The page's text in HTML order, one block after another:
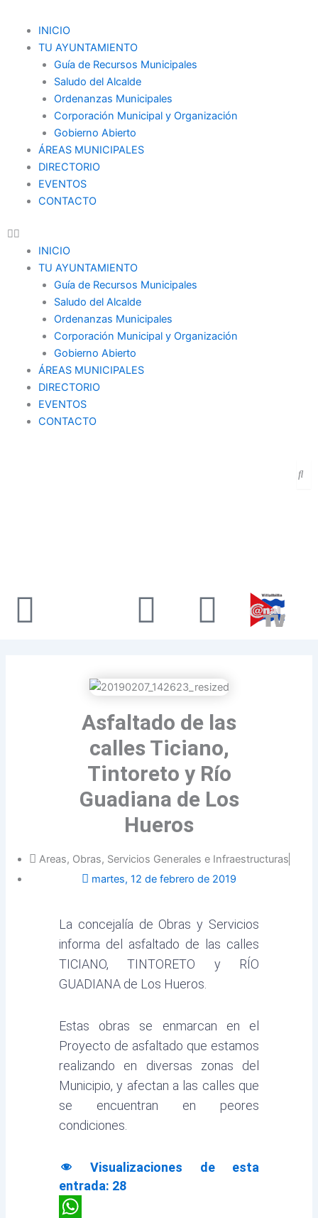
contenido
INICIO
TU AYUNTAMIENTO
Guía de Recursos Municipales
Saludo del Alcalde
Ordenanzas Municipales
Corporación Municipal y Organización
Gobierno Abierto
ÁREAS MUNICIPALES
DIRECTORIO
EVENTOS
CONTACTO
Menu
INICIO
TU AYUNTAMIENTO
Guía de Recursos Municipales
Saludo del Alcalde
Ordenanzas Municipales
Corporación Municipal y Organización
Gobierno Abierto
ÁREAS MUNICIPALES
DIRECTORIO
EVENTOS
CONTACTO
FacebookYoutube
Asfaltado de las
calles Ticiano,
Tintoreto y Río
Guadiana de Los
Hueros
Areas, Obras, Servicios Generales e Infraestructuras
martes, 12 de febrero de 2019
La concejalía de Obras y Servicios
informa del asfaltado de las calles
TICIANO, TINTORETO y RÍO
GUADIANA de Los Hueros.
Estas obras se enmarcan en el
Proyecto de asfaltado que estamos
realizando en diversas zonas del
Municipio, y afectan a las calles que
se encuentran en peores
condiciones.
Visualizaciones de esta
entrada: 28